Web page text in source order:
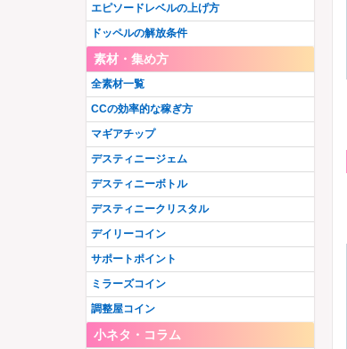
エピソードレベルの上げ方
ドッペルの解放条件
素材・集め方
全素材一覧
CCの効率的な稼ぎ方
マギアチップ
デスティニージェム
デスティニーボトル
デスティニークリスタル
デイリーコイン
サポートポイント
ミラーズコイン
調整屋コイン
小ネタ・コラム